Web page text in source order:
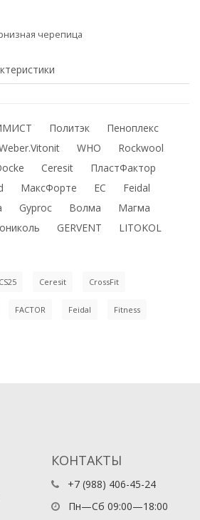
черепица
Политэк
Пеноплекс
WHO
Rockwool
Ceresit
ПластФактор
МаксФорте ЕС
Feidal
Gyproc Волма
Магма
GERVENT LITOKOL
CS25 Ceresit CrossFit
FACTOR Feidal Fitness
КОНТАКТЫ
+7 (988) 406-45-24
Пн—Сб 09:00—18:00